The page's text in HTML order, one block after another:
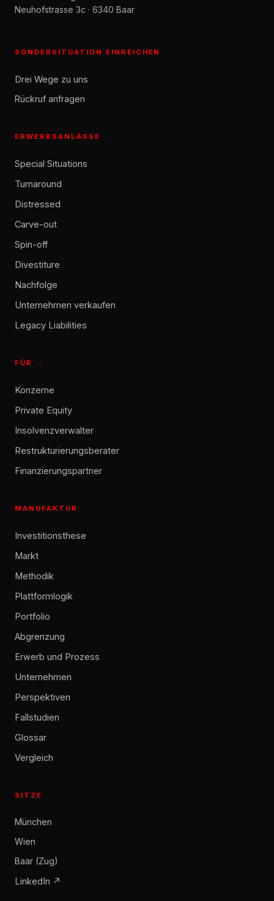
Neuhofstrasse 3c · 6340 Baar
SONDERSITUATION EINREICHEN
Drei Wege zu uns
Rückruf anfragen
ERWERBSANLÄSSE
Special Situations
Turnaround
Distressed
Carve-out
Spin-off
Divestiture
Nachfolge
Unternehmen verkaufen
Legacy Liabilities
FÜR …
Konzerne
Private Equity
Insolvenzverwalter
Restrukturierungsberater
Finanzierungspartner
MANUFAKTUR
Investitionsthese
Markt
Methodik
Plattformlogik
Portfolio
Abgrenzung
Erwerb und Prozess
Unternehmen
Perspektiven
Fallstudien
Glossar
Vergleich
SITZE
München
Wien
Baar (Zug)
LinkedIn ↗